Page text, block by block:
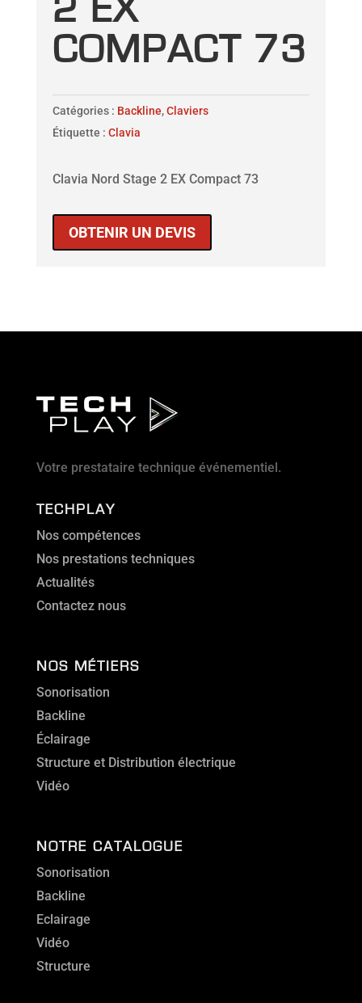
2 EX
COMPACT 73
Catégories : Backline,Claviers
Étiquette : Clavia
Clavia Nord Stage 2 EX Compact 73
OBTENIR UN DEVIS
Votre prestataire technique événementiel.
TECHPLAY
Nos compétences
Nos prestations techniques
Actualités
Contactez nous
NOS MÉTIERS
Sonorisation
Backline
Éclairage
Structure et Distribution électrique
Vidéo
NOTRE CATALOGUE
Sonorisation
Backline
Eclairage
Vidéo
Structure